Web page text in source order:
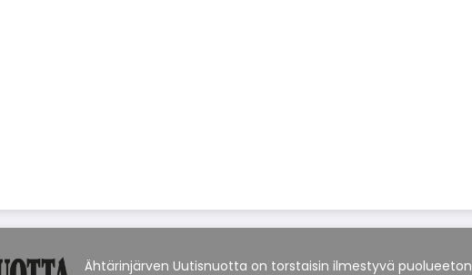
Ähtärinjärven Uutisnuotta on torstaisin ilmestyvä puolueeton